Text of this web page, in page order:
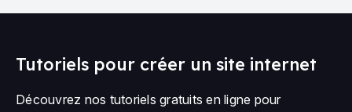
Tutoriels pour créer un site internet
Découvrez nos tutoriels gratuits en ligne pour